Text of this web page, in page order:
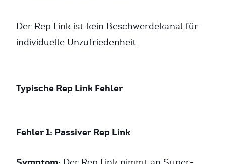
Der Rep Link ist kein Beschwerdekanal für
individuelle Unzufriedenheit.
Typische Rep Link Fehler
Fehler 1: Passiver Rep Link